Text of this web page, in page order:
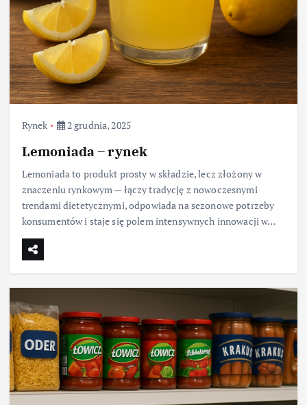
Rynek 2 grudnia, 2025
Lemoniada – rynek
Lemoniada to produkt prosty w składzie, lecz złożony w
znaczeniu rynkowym — łączy tradycję z nowoczesnymi
trendami dietetycznymi, odpowiada na sezonowe potrzeby
konsumentów i staje się polem intensywnych innowacji w…